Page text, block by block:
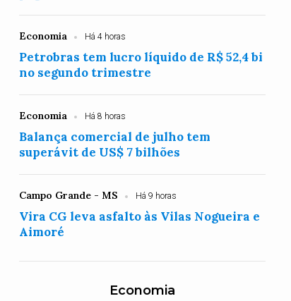
Economia Há 4 horas
Petrobras tem lucro líquido de R$ 52,4 bi
no segundo trimestre
Economia Há 8 horas
Balança comercial de julho tem
superávit de US$ 7 bilhões
Campo Grande - MS Há 9 horas
Vira CG leva asfalto às Vilas Nogueira e
Aimoré
Economia